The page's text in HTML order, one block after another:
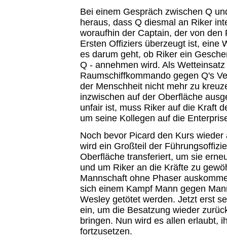
Bei einem Gespräch zwischen Q
heraus, dass Q diesmal an Riker
woraufhin der Captain, der von den
Ersten Offiziers überzeugt ist, eine
es darum geht, ob Riker ein
Q - annehmen wird. Als
Raumschiffkommando gegen Q's
der Menschheit nicht mehr zu
inzwischen auf der Oberfläche
unfair ist, muss Riker auf die Kraft
um seine Kollegen auf die
Noch bevor Picard den Kurs wieder
wird ein Großteil der
Oberfläche transferiert, um sie
und um Riker an die Kräfte zu
Mannschaft ohne Phaser
sich einem Kampf Mann gegen
Wesley getötet werden. Jetzt erst
ein, um die Besatzung wieder
bringen. Nun wird es allen erlaubt,
fortzusetzen.